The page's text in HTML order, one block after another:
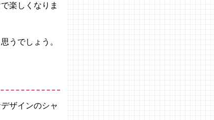
楽しくなりま
うでしょう。
ザインのシャ